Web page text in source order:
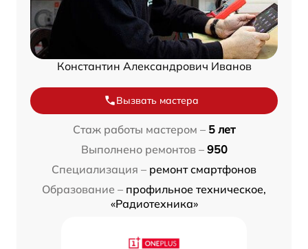
Константин Александрович Иванов
Вызвать мастера
Стаж работы мастером – 5 лет
Выполнено ремонтов – 950
Специализация – ремонт смартфонов
Образование – профильное техническое,
«Радиотехника»